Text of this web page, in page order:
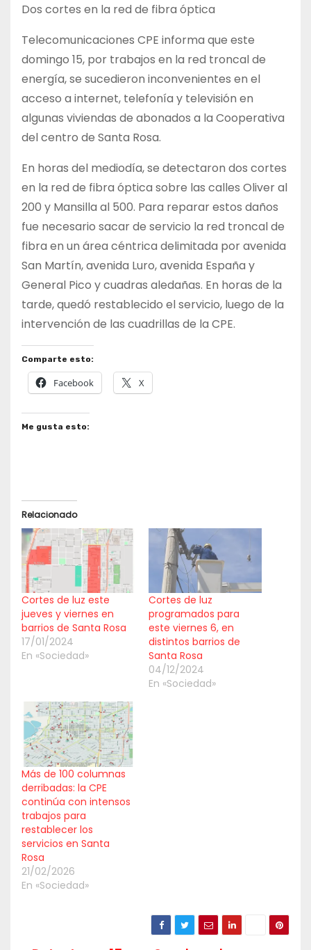
Dos cortes en la red de fibra óptica
Telecomunicaciones CPE informa que este
domingo 15, por trabajos en la red troncal de
energía, se sucedieron inconvenientes en el
acceso a internet, telefonía y televisión en
algunas viviendas de abonados a la Cooperativa
del centro de Santa Rosa.
En horas del mediodía, se detectaron dos cortes
en la red de fibra óptica sobre las calles Oliver al
200 y Mansilla al 500. Para reparar estos daños
fue necesario sacar de servicio la red troncal de
fibra en un área céntrica delimitada por avenida
San Martín, avenida Luro, avenida España y
General Pico y cuadras aledañas. En horas de la
tarde, quedó restablecido el servicio, luego de la
intervención de las cuadrillas de la CPE.
Comparte esto:
Facebook X
Me gusta esto:
Relacionado
Cortes de luz este
jueves y viernes en
barrios de Santa Rosa
17/01/2024
En «Sociedad»
Cortes de luz
programados para
este viernes 6, en
distintos barrios de
Santa Rosa
04/12/2024
En «Sociedad»
Más de 100 columnas
derribadas: la CPE
continúa con intensos
trabajos para
restablecer los
servicios en Santa
Rosa
21/02/2026
En «Sociedad»